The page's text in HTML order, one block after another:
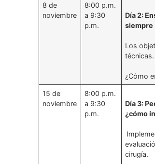
8 de
noviembre
8:00 p.m.
a 9:30
p.m.
Día 2:
siempre
Los
técnicas.
¿Cómo
15 de
noviembre
8:00 p.m.
a 9:30
p.m.
Día 3:
¿cómo
cirugía.